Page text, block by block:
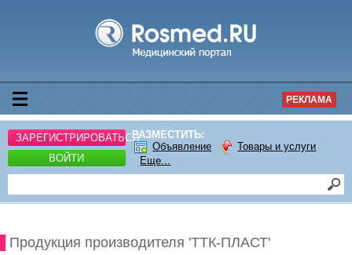
РЕКЛАМА
ЗАРЕГИСТРИРОВАТЬСЯ
ВОЙТИ
РАЗМЕСТИТЬ:
Объявление
Товары и услуги
Еще...
Продукция производителя 'ТТК-ПЛАСТ'